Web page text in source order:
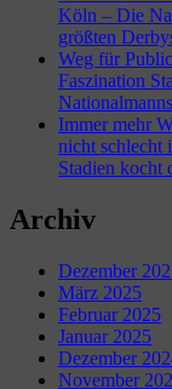
Köln – Die
größten
Weg für
Faszination
Immer mehr
nicht schlecht
Stadien kocht
Archiv
Dezember
März 2025
Februar 2025
Januar 2025
Dezember
November